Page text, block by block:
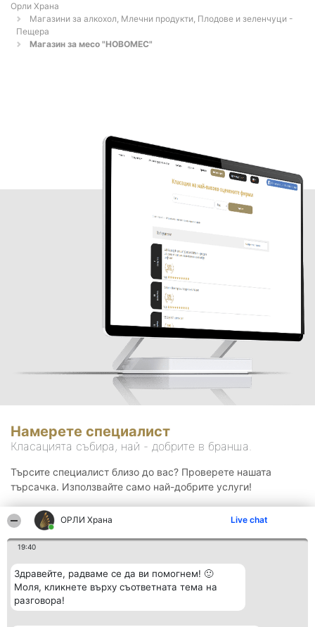
ОРЛИ Храна Live chat
19:40
Здравейте, радваме се да ви помогнем! 🙂
Моля, кликнете върху съответната тема на
разговора!
Орли Храна
Магазини за алкохол, Млечни продукти, Плодове и зеленчуци -
Пещера
Магазин за месо "НОВОМЕС"
Намерете специалист
Класацията събира, най - добрите в бранша.
Търсите специалист близо до вас? Проверете нашата
търсачка. Използвайте само най-добрите услуги!